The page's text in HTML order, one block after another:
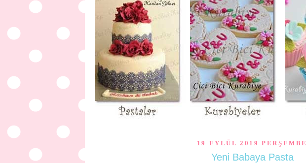
19 EYLÜL 2019 PERŞEMBE
Yeni Babaya Pasta